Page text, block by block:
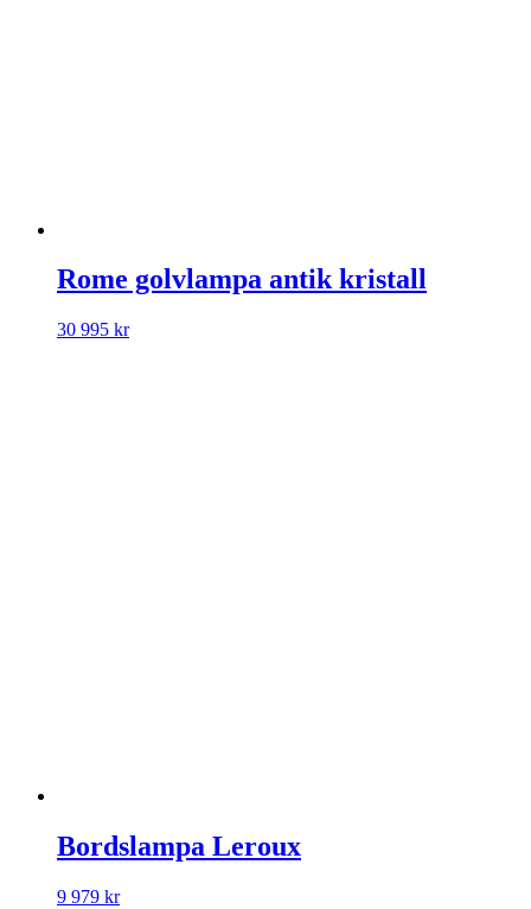
Rome golvlampa antik kristall
30 995 kr
Bordslampa Leroux
9 979 kr